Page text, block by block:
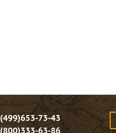
(499)653-73-43
(800)333-63-86